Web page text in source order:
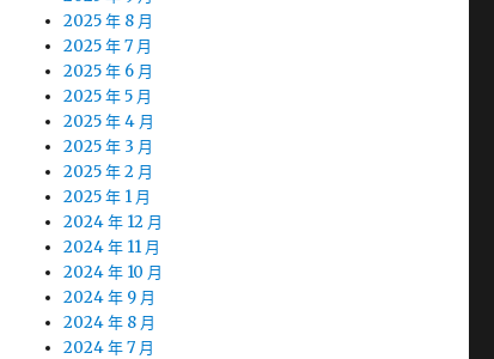
2025 年 8 月
2025 年 7 月
2025 年 6 月
2025 年 5 月
2025 年 4 月
2025 年 3 月
2025 年 2 月
2025 年 1 月
2024 年 12 月
2024 年 11 月
2024 年 10 月
2024 年 9 月
2024 年 8 月
2024 年 7 月